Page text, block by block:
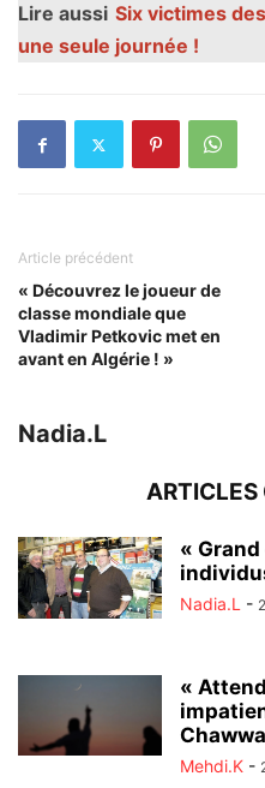
Lire aussi Six victimes
une seule journée !
Article précédent
« Découvrez le joueur de
classe mondiale que
Vladimir Petkovic met en
avant en Algérie ! »
Nadia.L
ARTICLES
« Grand
Nadia.L -
«
Mehdi.K -